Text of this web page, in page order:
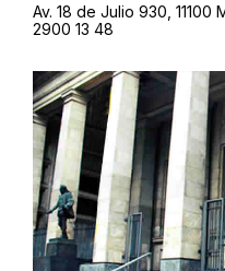
Av. 18 de Julio 930, 11100
2900 13 48